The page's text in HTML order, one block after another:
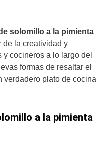
solomillo a la pimienta
de la creatividad y
cocineros a lo largo del
formas de resaltar el
verdadero plato de cocina
a la pimienta